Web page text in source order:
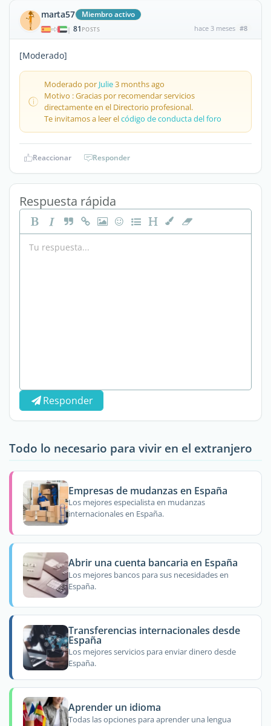
marta57 Miembro activo
| 81 POSTS hace 3 meses #8
[Moderado]
Moderado por Julie3 months ago
Motivo : Gracias por recomendar servicios
directamente en el Directorio profesional.
Te invitamos a leer elcódigo de conducta del foro
Reaccionar Responder
Respuesta rápida
Responder
Todo lo necesario para vivir en el extranjero
Empresas de mudanzas en España
Los mejores especialista en mudanzas
internacionales en España.
Abrir una cuenta bancaria en España
Los mejores bancos para sus necesidades en
España.
Transferencias internacionales desde
España
Los mejores servicios para enviar dinero desde
España.
Aprender un idioma
Todas las opciones para aprender una lengua